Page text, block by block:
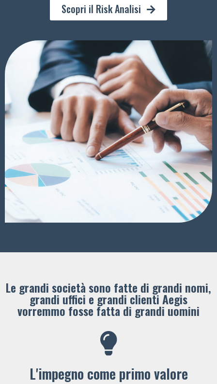
Scopri il Risk Analisi
Le grandi società sono fatte di grandi nomi,
grandi uffici e grandi clienti ​Aegis
vorremmo fosse fatta di grandi uomini
L'impegno come primo valore